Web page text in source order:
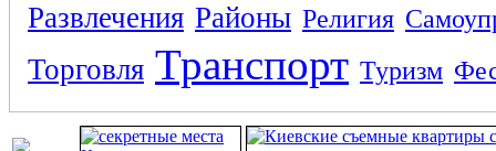
Развлечения Районы Религия
Торговля Транспорт Туризм